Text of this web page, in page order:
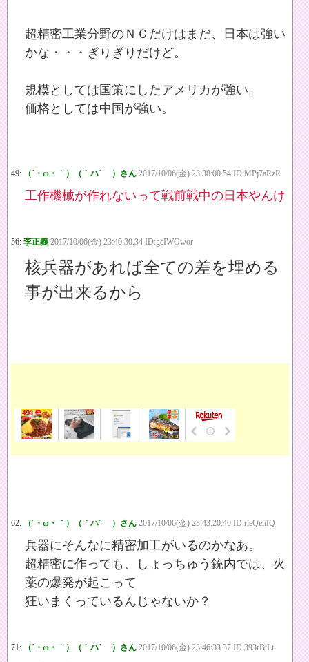
超精密工業分野のＮＣだけはまだ、日本は強い
かな・・・ぎりぎりだけど。
規模としては国策にしたアメリカが強い。
価格としては中国が強い。
49: （´・ω・｀）（｀ハ´ ）さん 2017/10/06(金) 23:38:00.54 ID:MPj7aRzR
工作機械が作れないって戦前戦中の日本やんけ
56: 李正義 2017/10/06(金) 23:40:30.34 ID:gcIWOwor
核兵器があれば全ての差を埋める
事が出来るから
62: （´・ω・｀）（｀ハ´ ）さん 2017/10/06(金) 23:43:20.40 ID:rleQehfQ
兵器にそんなに精密加工がいるのかなあ。
超精密に作っても、しょっちゅう銃内では、火
薬の爆発が起こって
狂いまくっているんじゃないか？
71: （´・ω・｀）（｀ハ´ ）さん 2017/10/06(金) 23:46:33.37 ID:393rBtLt